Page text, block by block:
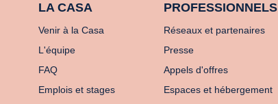
LA CASA
Venir à la Casa
L'équipe
FAQ
Emplois et stages
PROFESSIONNELS
Réseaux et partenaires
Presse
Appels d'offres
Espaces et hébergement